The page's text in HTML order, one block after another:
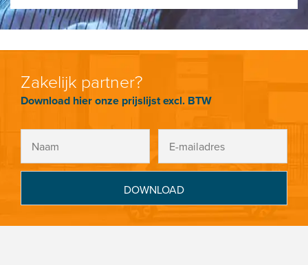
Zakelijk partner?
Download hier onze prijslijst excl. BTW